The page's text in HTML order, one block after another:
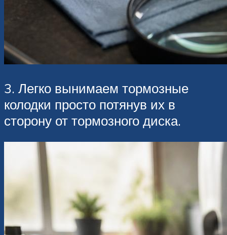
3. Легко вынимаем тормозные
колодки просто потянув их в
сторону от тормозного диска.